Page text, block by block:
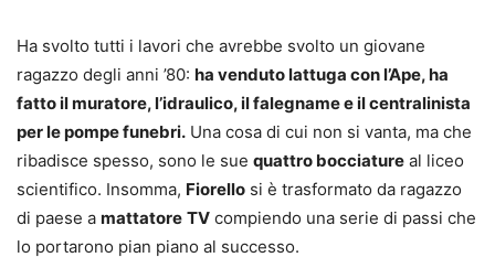
Ha svolto tutti i lavori che avrebbe svolto un giovane
ragazzo degli anni ’80: ha venduto lattuga con l’Ape, ha
fatto il muratore, l’idraulico, il falegname e il centralinista
per le pompe funebri. Una cosa di cui non si vanta, ma che
ribadisce spesso, sono le sue quattro bocciature al liceo
scientifico. Insomma, Fiorello si è trasformato da ragazzo
di paese a mattatore TV compiendo una serie di passi che
lo portarono pian piano al successo.